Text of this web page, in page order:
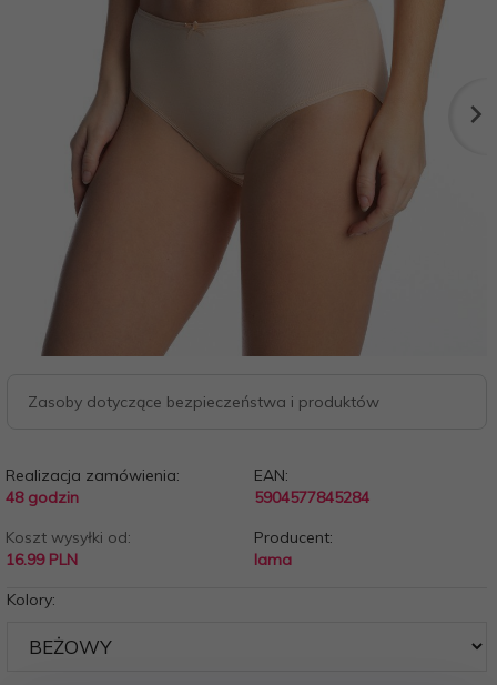
Zasoby dotyczące bezpieczeństwa i produktów
Realizacja zamówienia:
48 godzin
EAN:
5904577845284
Koszt wysyłki od:
16.99 PLN
Producent:
lama
Kolory: